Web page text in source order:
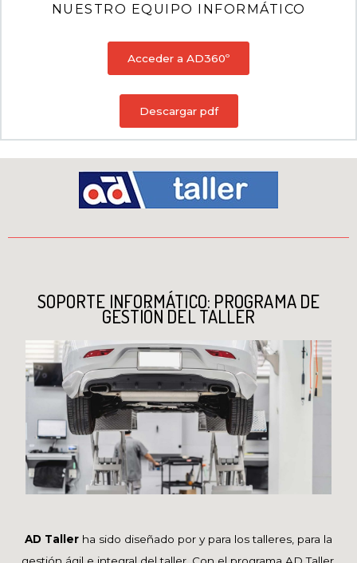
NUESTRO EQUIPO INFORMÁTICO
Acceder a AD360º
Descargar pdf
SOPORTE INFORMÁTICO: PROGRAMA DE
GESTIÓN DEL TALLER
AD Taller ha sido diseñado por y para los talleres, para la
gestión ágil e integral del taller. Con el programa AD Taller,